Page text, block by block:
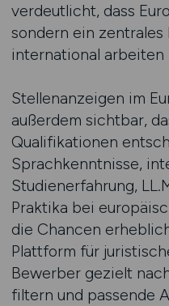
verdeutlicht, dass
sondern ein zentrales
international arbeiten
Stellenanzeigen im
außerdem sichtbar,
Qualifikationen
Sprachkenntnisse,
Studienerfahrung,
Praktika bei
die Chancen
Plattform für
Bewerber gezielt
filtern und passende